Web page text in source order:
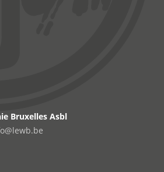
Bruxelles Asbl